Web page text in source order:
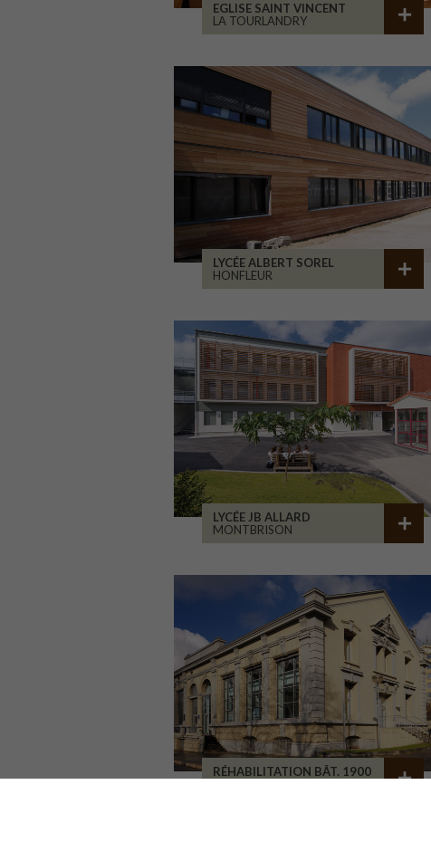
EGLISE SAINT VINCENT
LA TOURLANDRY
LYCÉE ALBERT SOREL
HONFLEUR
LYCÉE JB ALLARD
MONTBRISON
RÉHABILITATION BÂT. 1900